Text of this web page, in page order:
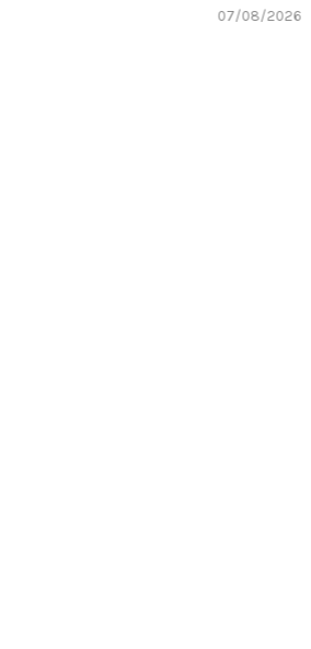
07/08/2026